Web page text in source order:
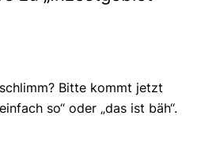
Bitte kommt jetzt
so“ oder „das ist bäh“.